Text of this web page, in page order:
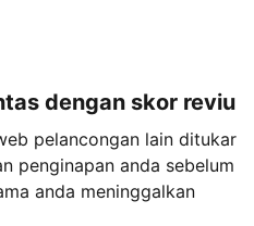
dengan skor reviu
pelancongan lain ditukar
penginapan anda sebelum
anda meninggalkan